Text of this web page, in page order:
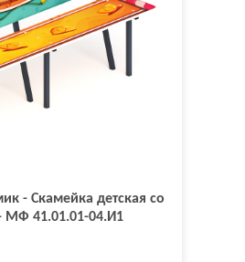
- Скамейка детская со
МФ 41.01.01-04.И1